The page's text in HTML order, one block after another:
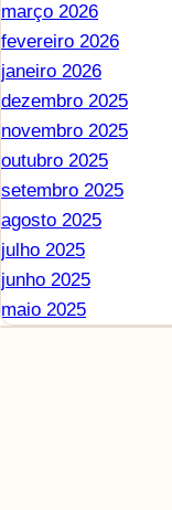
março 2026
fevereiro 2026
janeiro 2026
dezembro 2025
novembro 2025
outubro 2025
setembro 2025
agosto 2025
julho 2025
junho 2025
maio 2025